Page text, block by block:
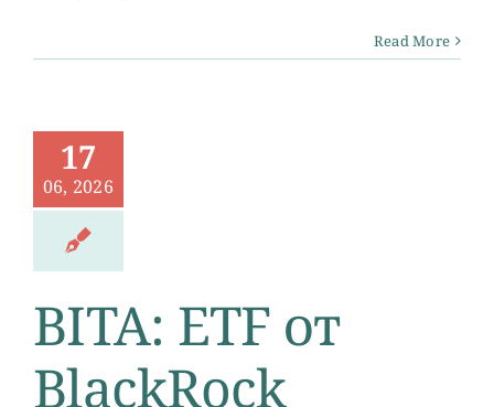
Read More
17
06, 2026
BITA: ETF от
BlackRock